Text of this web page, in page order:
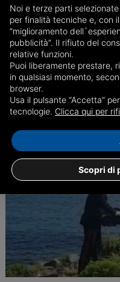
Presunto stupro di
si difende: "Doveva
Interrogatorio del figlio del
consensuale, nessuna
13/05
Noi e terze parti
per finalità tecniche e, con
“miglioramento
pubblicità”. Il rifiuto del
relative funzioni.
Puoi liberamente prestare,
in qualsiasi momento,
browser.
Usa il pulsante “Accetta”
tecnologie. Clicca qui per
Scopri di